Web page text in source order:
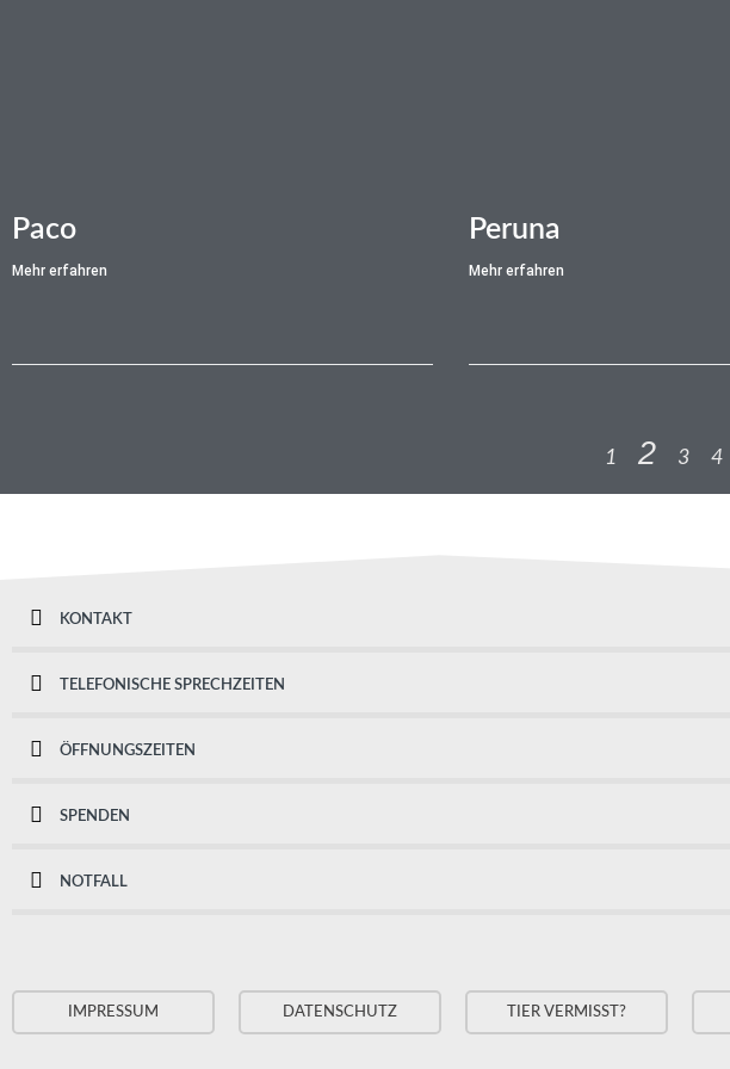
Paco
Mehr erfahren
Peruna
Mehr erfahren
1 2 3 4
KONTAKT
TELEFONISCHE SPRECHZEITEN
ÖFFNUNGSZEITEN
SPENDEN
NOTFALL
IMPRESSUM DATENSCHUTZ TIER VERMISST?